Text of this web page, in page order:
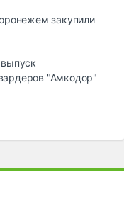
закупили
"Амкодор"